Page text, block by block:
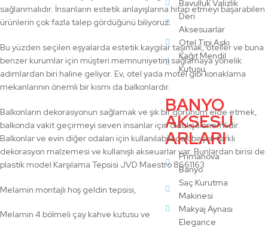
Bavulluk Valizlik
Deri
Aksesuarlar
Otel Tipi Askı
Kağıt Mendil
Kutusu
BANYO
AKSESU
ARLARI
Primanova
Banyo
Saç Kurutma
Makinesi
Makyaj Aynası
Elegance
sağlanmalıdır. İnsanların estetik anlayışlarına hitap etmeyi başarabilen
ürünlerin çok fazla talep gördüğünü biliyoruz.
Bu yüzden seçilen eşyalarda estetik kaygılar taşımak, oteller ve buna
benzer kurumlar için müşteri memnuniyetini sağlamaya yönelik
adımlardan biri haline geliyor. Ev, otel yada motel gibi konaklama
mekanlarının önemli bir kısmı da balkonlardır.
Balkonların dekorasyonun sağlamak ve şık bir görünüm elde etmek,
balkonda vakit geçirmeyi seven insanlar için oldukça önemlidir.
Balkonlar ve evin diğer odaları için kullanılabilecek birçok farklı
dekorasyon malzemesi ve kullanışlı akseuarlar var. Bunlardan birisi de
plastik model Karşılama Tepsisi JVD Maestro 8661163
Melamin montajlı hoş geldin tepsisi,
Melamin 4 bölmeli çay kahve kutusu ve